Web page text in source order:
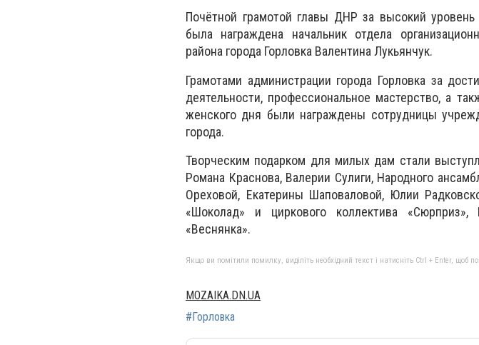
Почётной грамотой главы ДНР за высокий
была награждена начальник отдела
района города Горловка Валентина Лукьянчук.
Грамотами администрации города Горловка за
деятельности, профессиональное мастерство, а
женского дня были награждены сотрудницы
города.
Творческим подарком для милых дам стали
Романа Краснова, Валерии Сулиги, Народного
Ореховой, Екатерины Шаповаловой, Юлии
«Шоколад» и циркового коллектива «Сюрприз»,
«Веснянка».
Якщо ви помітили помилку, виділіть необхідний текст і натисніть Ctrl + Enter, щоб
MOZAIKA.DN.UA
#Горловка